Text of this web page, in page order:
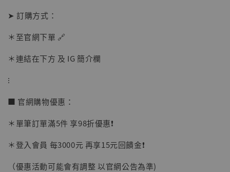
摩 [7STARS Studio]
NT$ 1,500
NT$ 1,870
➤ 訂購方式：
＊至官網下單 🔗
＊連結在下方 及 IG 簡介欄
⁝
■ 官網購物優惠：
＊單筆訂單滿5件 享98折優惠❗️
＊登入會員 每3000元 再享15元回饋金❗️
（優惠活動可能會有調整 以官網公告為準)